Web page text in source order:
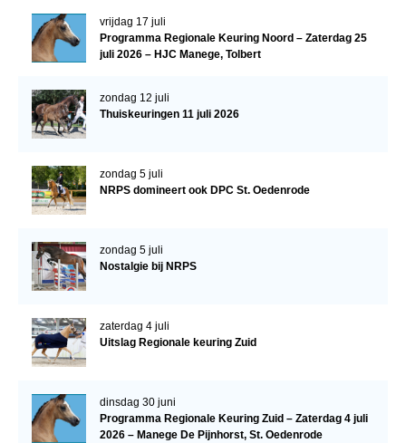
Evenementen
Arabian Horse Events
Veulenregistratie
Veulens en merries
Zoek een NRPS paard
Onze fokkerij
Fokprogramma's en registratie
NRPS-Boegbeeld
vrijdag 17 juli
Programma Regionale Keuring Noord – Zaterdag 25
juli 2026 – HJC Manege, Tolbert
zondag 12 juli
Thuiskeuringen 11 juli 2026
zondag 5 juli
NRPS domineert ook DPC St. Oedenrode
zondag 5 juli
Nostalgie bij NRPS
zaterdag 4 juli
Uitslag Regionale keuring Zuid
dinsdag 30 juni
Programma Regionale Keuring Zuid – Zaterdag 4 juli
2026 – Manege De Pijnhorst, St. Oedenrode